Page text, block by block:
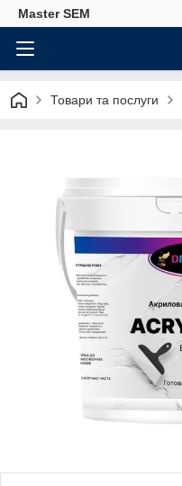
Master SEM
Товари та послуги